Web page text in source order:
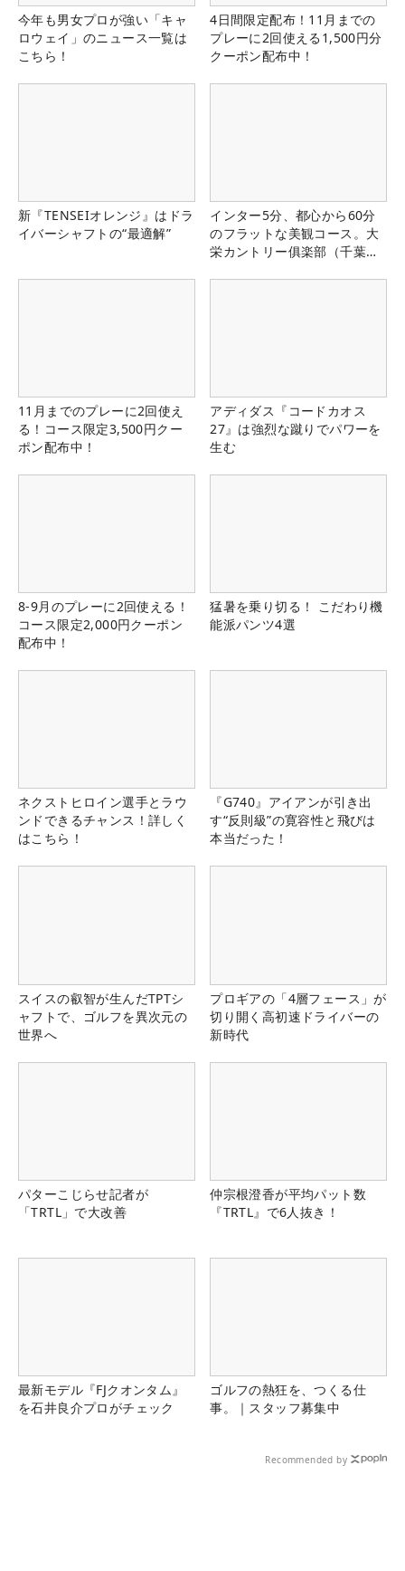
今年も男女プロが強い「キャ
ロウェイ」のニュース一覧は
こちら！
4日間限定配布！11月までの
プレーに2回使える1,500円分
クーポン配布中！
新『TENSEIオレンジ』はドラ
イバーシャフトの“最適解”
インター5分、都心から60分
のフラットな美観コース。大
栄カントリー俱楽部（千葉
11月までのプレーに2回使え
る！コース限定3,500円クー
ポン配布中！
アディダス『コードカオス
27』は強烈な蹴りでパワーを
生む
8-9月のプレーに2回使える！
コース限定2,000円クーポン
配布中！
猛暑を乗り切る！ こだわり機
能派パンツ4選
ネクストヒロイン選手とラウ
ンドできるチャンス！詳しく
はこちら！
『G740』アイアンが引き出
す“反則級”の寛容性と飛びは
本当だった！
スイスの叡智が生んだTPTシ
ャフトで、ゴルフを異次元の
世界へ
プロギアの「4層フェース」が
切り開く高初速ドライバーの
新時代
パターこじらせ記者が
「TRTL」で大改善
仲宗根澄香が平均パット数
『TRTL』で6人抜き！
最新モデル『FJクオンタム』
を石井良介プロがチェック
ゴルフの熱狂を、つくる仕
事。｜スタッフ募集中
Recommended by